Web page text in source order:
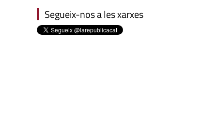
Segueix-nos a les xarxes